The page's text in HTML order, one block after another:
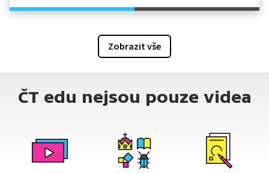
Zobrazit vše
ČT edu nejsou pouze videa